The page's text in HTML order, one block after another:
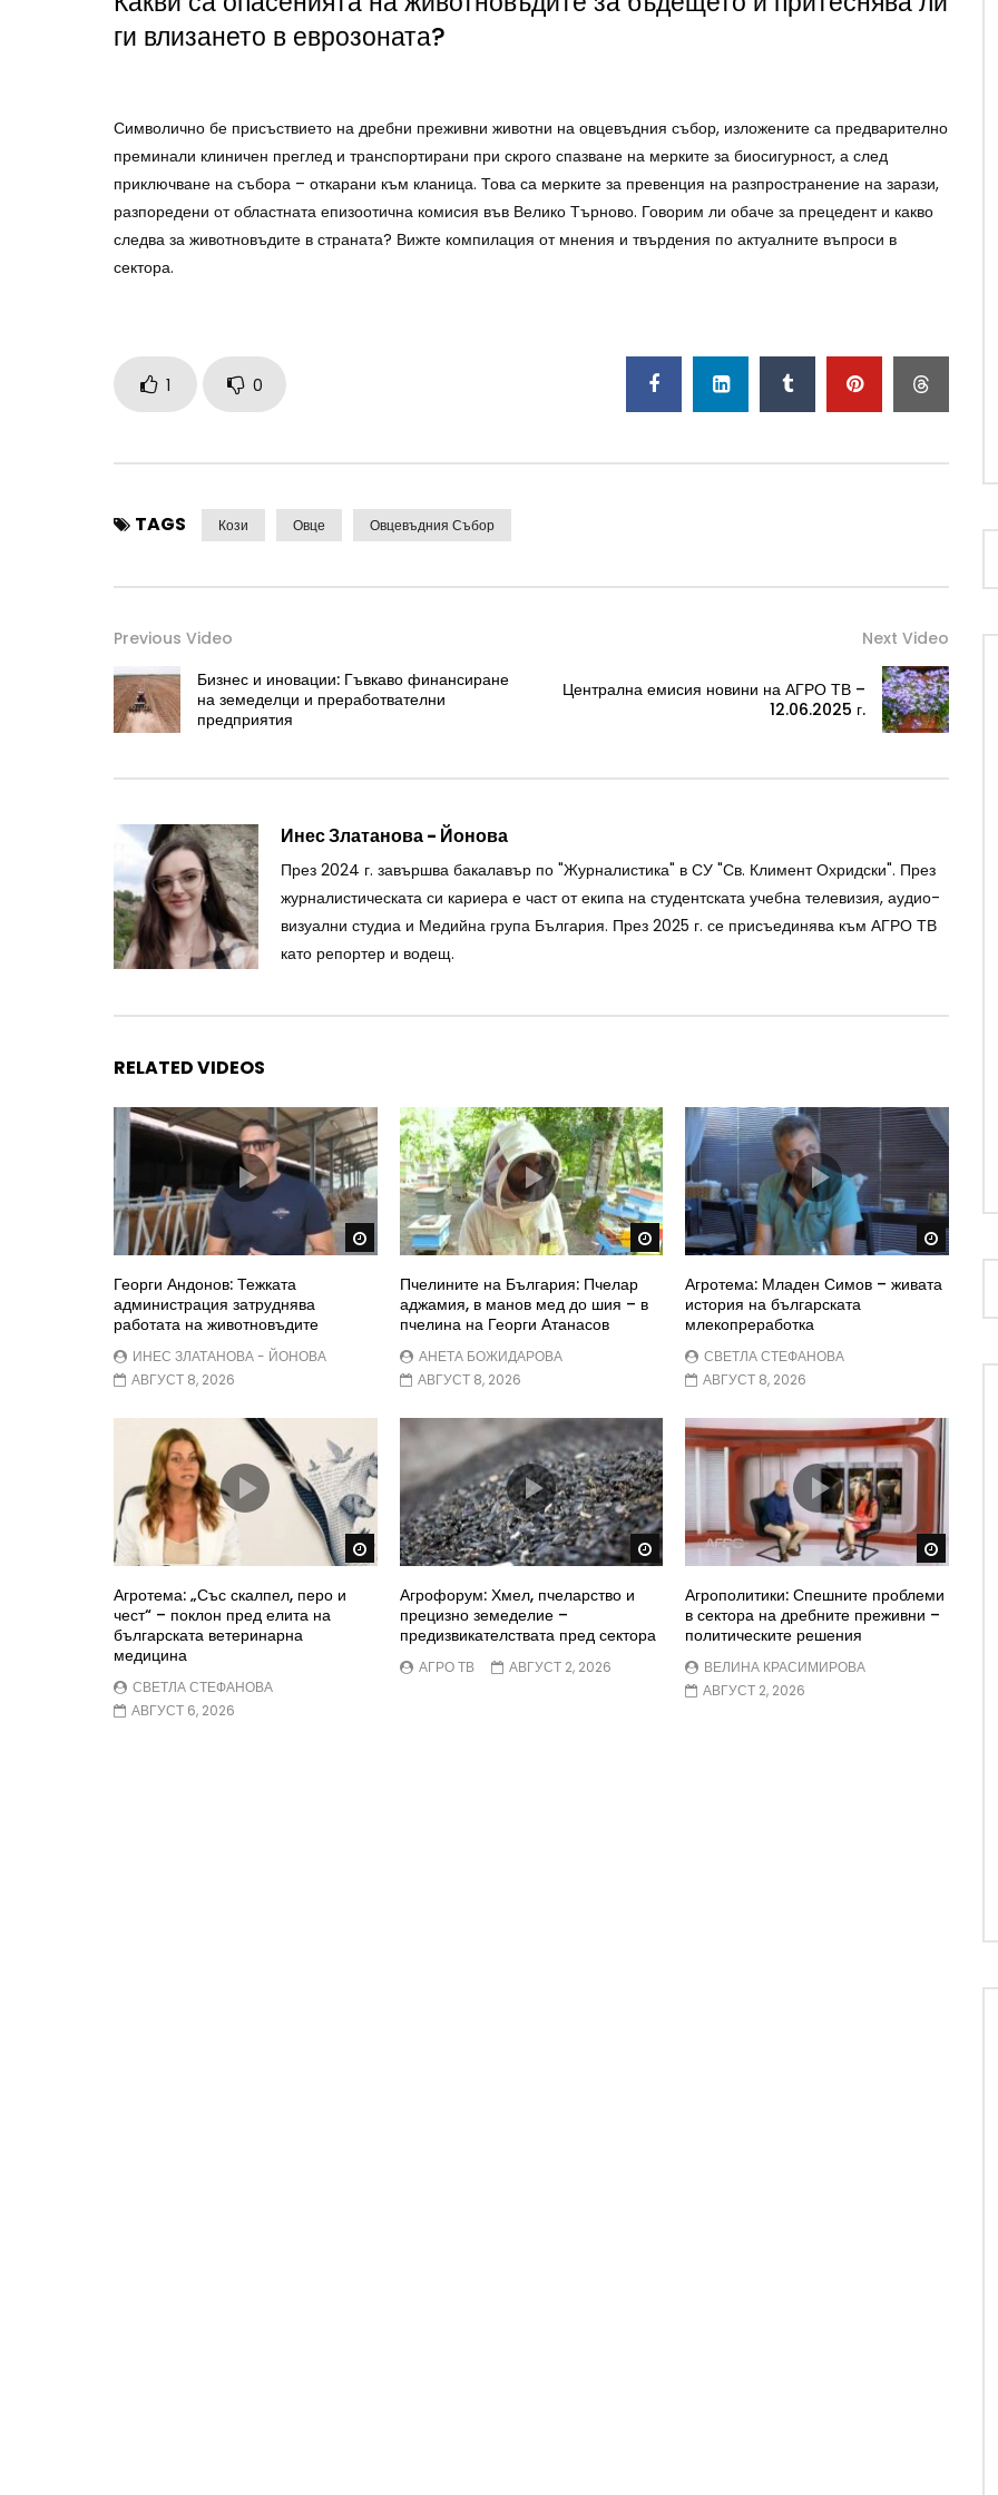
ги влизането в еврозоната?
Символично бе присъствието на дребни преживни животни на овцевъдния събор, изложените са предварително
преминали клиничен преглед и транспортирани при скрого спазване на мерките за биосигурност, а след
приключване на събора – откарани към кланица. Това са мерките за превенция на разпространение на зарази,
разпоредени от областната епизоотична комисия във Велико Търново. Говорим ли обаче за прецедент и какво
следва за животновъдите в страната? Вижте компилация от мнения и твърдения по актуалните въпроси в
сектора.
1 0
TAGS Кози Овце Овцевъдния Събор
Previous Video
Бизнес и иновации: Гъвкаво финансиране
на земеделци и преработвателни
предприятия
Next Video
Централна емисия новини на АГРО ТВ –
12.06.2025 г.
Инес Златанова - Йонова
През 2024 г. завършва бакалавър по "Журналистика" в СУ "Св. Климент Охридски". През
журналистическата си кариера е част от екипа на студентската учебна телевизия, аудио-
визуални студиа и Медийна група България. През 2025 г. се присъединява към АГРО ТВ
като репортер и водещ.
RELATED VIDEOS
Watch Later
Георги Андонов: Тежката
администрация затруднява
работата на животновъдите
ИНЕС ЗЛАТАНОВА - ЙОНОВА
АВГУСТ 8, 2026
Watch Later
Пчелините на България: Пчелар
аджамия, в манов мед до шия – в
пчелина на Георги Атанасов
АНЕТА БОЖИДАРОВА
АВГУСТ 8, 2026
Watch
Агротема: Младен Симов – живата
история на българската
млекопреработка
СВЕТЛА СТЕФАНОВА
АВГУСТ 8, 2026
Watch Later
Агротема: „Със скалпел, перо и
чест“ – поклон пред елита на
българската ветеринарна
медицина
СВЕТЛА СТЕФАНОВА
АВГУСТ 6, 2026
Watch Later
Агрофорум: Хмел, пчеларство и
прецизно земеделие –
предизвикателствата пред сектора
АГРО ТВ АВГУСТ 2, 2026
Watch
Агрополитики: Спешните проблеми
в сектора на дребните преживни –
политическите решения
ВЕЛИНА КРАСИМИРОВА
АВГУСТ 2, 2026